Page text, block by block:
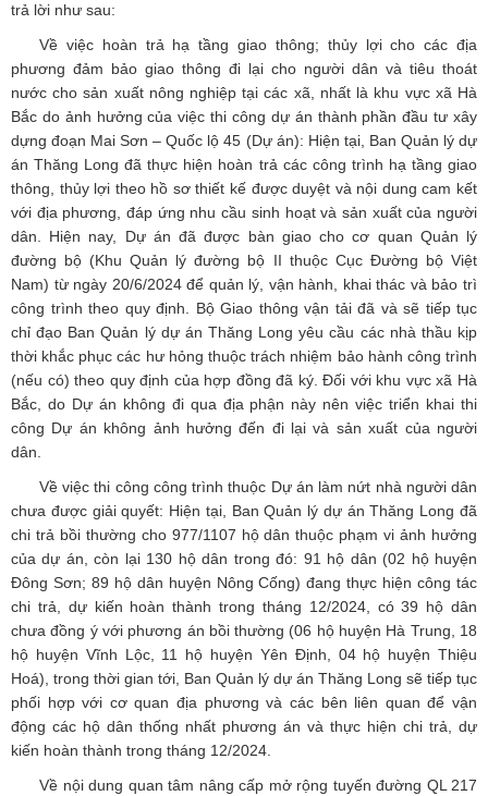
trả lời như sau:
Về việc hoàn trả hạ tầng giao thông; thủy lợi cho các địa
phương đảm bảo giao thông đi lại cho người dân và tiêu thoát
nước cho sản xuất nông nghiệp tại các xã, nhất là khu vực xã Hà
Bắc do ảnh hưởng của việc thi công dự án thành phần đầu tư xây
dựng đoạn Mai Sơn – Quốc lộ 45 (Dự án): Hiện tại, Ban Quản lý dự
án Thăng Long đã thực hiện hoàn trả các công trình hạ tầng giao
thông, thủy lợi theo hồ sơ thiết kế được duyệt và nội dung cam kết
với địa phương, đáp ứng nhu cầu sinh hoạt và sản xuất của người
dân. Hiện nay, Dự án đã được bàn giao cho cơ quan Quản lý
đường bộ (Khu Quản lý đường bộ II thuộc Cục Đường bộ Việt
Nam) từ ngày 20/6/2024 để quản lý, vận hành, khai thác và bảo trì
công trình theo quy định. Bộ Giao thông vận tải đã và sẽ tiếp tục
chỉ đạo Ban Quản lý dự án Thăng Long yêu cầu các nhà thầu kịp
thời khắc phục các hư hỏng thuộc trách nhiệm bảo hành công trình
(nếu có) theo quy định của hợp đồng đã ký. Đối với khu vực xã Hà
Bắc, do Dự án không đi qua địa phận này nên việc triển khai thi
công Dự án không ảnh hưởng đến đi lại và sản xuất của người
dân.
Về việc thi công công trình thuộc Dự án làm nứt nhà người dân
chưa được giải quyết: Hiện tại, Ban Quản lý dự án Thăng Long đã
chi trả bồi thường cho 977/1107 hộ dân thuộc phạm vi ảnh hưởng
của dự án, còn lại 130 hộ dân trong đó: 91 hộ dân (02 hộ huyện
Đông Sơn; 89 hộ dân huyện Nông Cống) đang thực hiện công tác
chi trả, dự kiến hoàn thành trong tháng 12/2024, có 39 hộ dân
chưa đồng ý với phương án bồi thường (06 hộ huyện Hà Trung, 18
hộ huyện Vĩnh Lộc, 11 hộ huyện Yên Định, 04 hộ huyện Thiệu
Hoá), trong thời gian tới, Ban Quản lý dự án Thăng Long sẽ tiếp tục
phối hợp với cơ quan địa phương và các bên liên quan để vận
động các hộ dân thống nhất phương án và thực hiện chi trả, dự
kiến hoàn thành trong tháng 12/2024.
Về nội dung quan tâm nâng cấp mở rộng tuyến đường QL 217